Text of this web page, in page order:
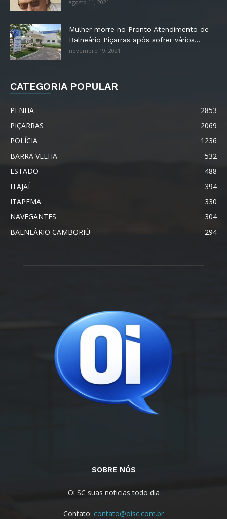
agosto 11, 2021
Mulher morre no Pronto Atendimento de
Balneário Piçarras após sofrer vários...
novembro 19, 2021
CATEGORIA POPULAR
PENHA
2853
PIÇARRAS
2069
POLÍCIA
1236
BARRA VELHA
532
ESTADO
488
ITAJAÍ
394
ITAPEMA
330
NAVEGANTES
304
BALNEÁRIO CAMBORIÚ
294
SOBRE NÓS
Oi SC suas noticias todo dia
Contato: contato@oisc.com.br